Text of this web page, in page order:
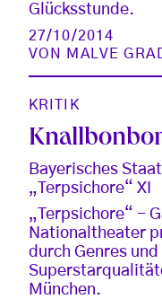
Glücksstunde.
27/10/2014
VON MALVE
KRITIK
Bayerisches
„Terpsichore“ XI
„Terpsichore“ -
Nationaltheater
durch Genres
München.